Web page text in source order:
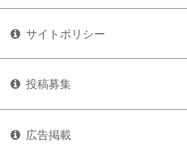
サイトポリシー
投稿募集
広告掲載